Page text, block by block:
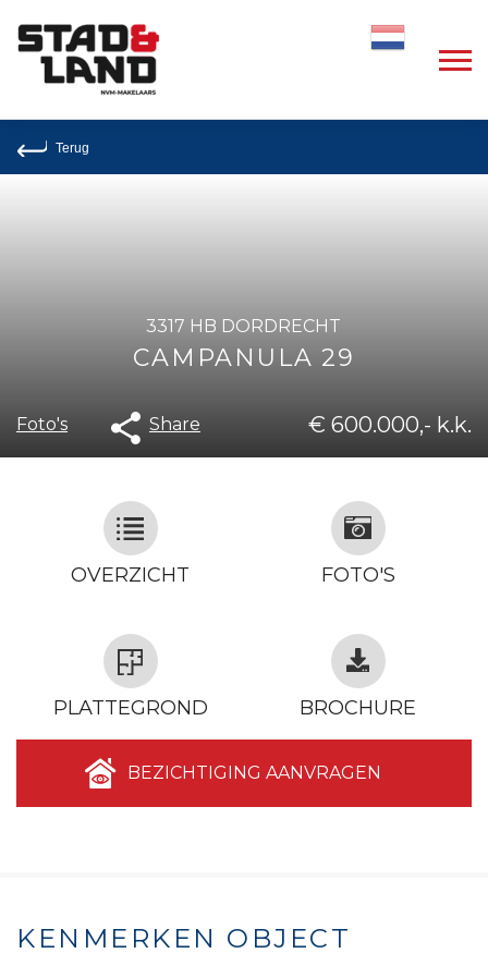
Terug
3317 HB DORDRECHT
CAMPANULA 29
Foto's Share € 600.000,- k.k.
OVERZICHT FOTO'S
PLATTEGROND BROCHURE
BEZICHTIGING AANVRAGEN
KENMERKEN OBJECT